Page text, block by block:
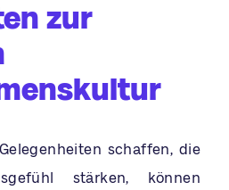
zur
schaffen, die
stärken, können